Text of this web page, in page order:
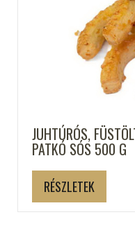
JUHTÚRÓS,
PATKÓ SÓS 500 G
RÉSZLETEK